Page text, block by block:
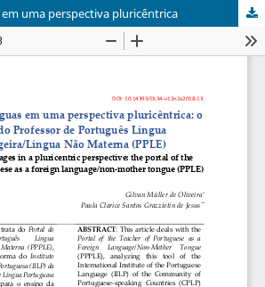
uma perspectiva pluricêntrica